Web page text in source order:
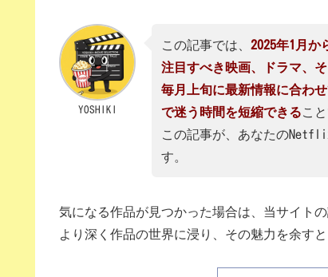
YOSHIKI
この記事では、 2025年1月
注目すべき映画、ドラマ、
毎月上旬に最新情報に合わ
で迷う時間を短縮できる こ
この記事が、あなたの
す。
気になる作品が見つかった場合は、当サイト
より深く作品の世界に浸り、その魅力を余す